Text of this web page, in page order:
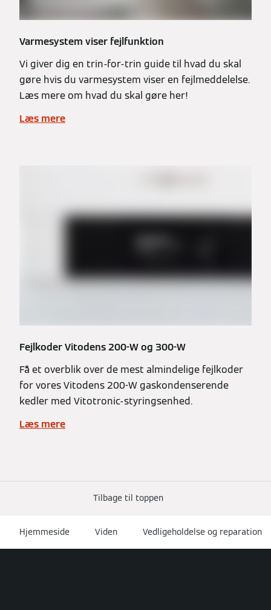
Varmesystem viser fejlfunktion
Vi giver dig en trin-for-trin guide til hvad du skal
gøre hvis du varmesystem viser en fejlmeddelelse.
Læs mere om hvad du skal gøre her!
Læs mere
Fejlkoder Vitodens 200-W og 300-W
Få et overblik over de mest almindelige fejlkoder
for vores Vitodens 200-W gaskondenserende
kedler med Vitotronic-styringsenhed.
Læs mere
Tilbage til toppen
Hjemmeside Viden Vedligeholdelse og reparation